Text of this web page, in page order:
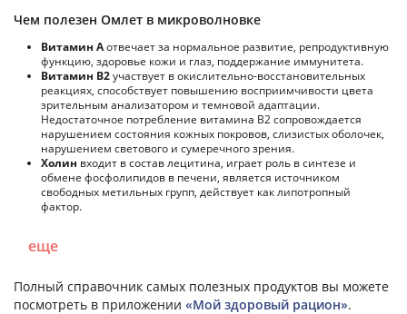
Чем полезен Омлет в микроволновке
Витамин Аотвечает за нормальное развитие, репродуктивную
функцию, здоровье кожи и глаз, поддержание иммунитета.
Витамин В2участвует в окислительно-восстановительных
реакциях, способствует повышению восприимчивости цвета
зрительным анализатором и темновой адаптации.
Недостаточное потребление витамина В2 сопровождается
нарушением состояния кожных покровов, слизистых оболочек,
нарушением светового и сумеречного зрения.
Холин входит в состав лецитина, играет роль в синтезе и
обмене фосфолипидов в печени, является источником
свободных метильных групп, действует как липотропный
фактор.
еще
Полный справочник самых полезных продуктов вы можете
посмотреть в приложении «Мой здоровый рацион».